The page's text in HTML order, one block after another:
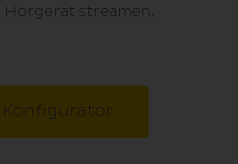
Hörgerät streamen.
Konfigurator